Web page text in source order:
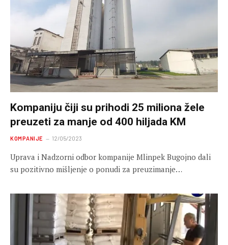
Kompaniju čiji su prihodi 25 miliona žele
preuzeti za manje od 400 hiljada KM
KOMPANIJE 12/05/2023
Uprava i Nadzorni odbor kompanije Mlinpek Bugojno dali
su pozitivno mišljenje o ponudi za preuzimanje…